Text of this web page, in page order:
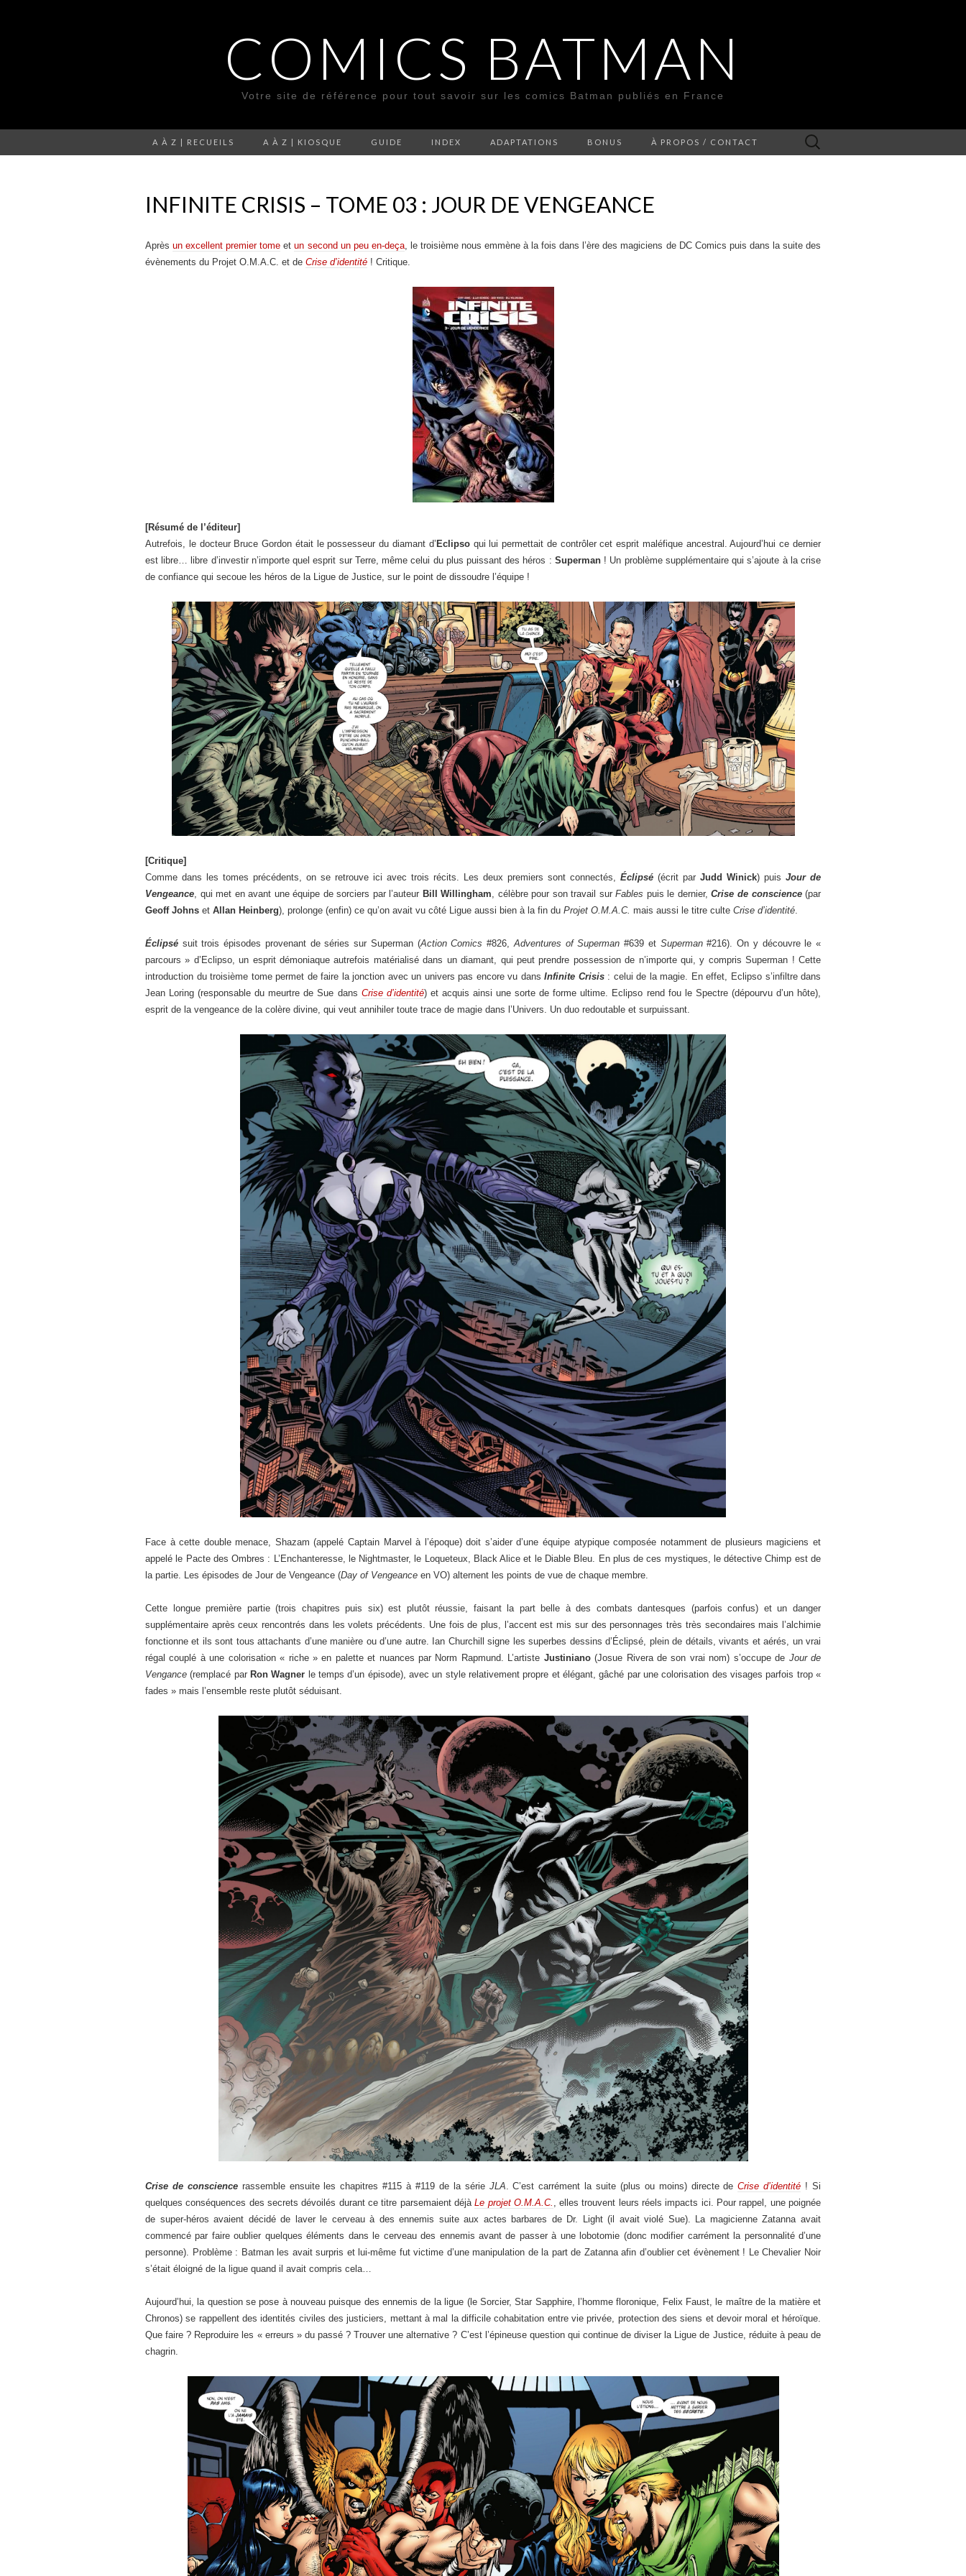
COMICS BATMAN
Votre site de référence pour tout savoir sur les comics Batman publiés en France
A À Z | RECUEILS A À Z | KIOSQUE GUIDE INDEX ADAPTATIONS BONUS À PROPOS / CONTACT Rechercher :
INFINITE CRISIS – TOME 03 : JOUR DE VENGEANCE
Aprèsun excellent premier tome etun second un peu en-deça, le troisième nous emmène à la fois dans l’ère des magiciens de DC Comics puis dans la suite des
évènements du Projet O.M.A.C. et de Crise d’identité ! Critique.
[Résumé de l’éditeur]
Autrefois, le docteur Bruce Gordon était le possesseur du diamant d’ Eclipsoqui lui permettait de contrôler cet esprit maléfique ancestral. Aujourd’hui ce dernier
est libre… libre d’investir n’importe quel esprit sur Terre, même celui du plus puissant des héros : Superman! Un problème supplémentaire qui s’ajoute à la crise
de confiance qui secoue les héros de la Ligue de Justice, sur le point de dissoudre l’équipe !
[Critique]
Comme dans les tomes précédents, on se retrouve ici avec trois récits. Les deux premiers sont connectés, Éclipsé (écrit par Judd Winick) puis Jour de
Vengeance, qui met en avant une équipe de sorciers par l’auteur Bill Willingham, célèbre pour son travail surFables puis le dernier,Crise de conscience(par
Geoff Johns et Allan Heinberg), prolonge (enfin) ce qu’on avait vu côté Ligue aussi bien à la fin du Projet O.M.A.C. mais aussi le titre culte Crise d’identité.
Éclipsé suit trois épisodes provenant de séries sur Superman (Action Comics #826,Adventures of Superman #639 et Superman#216). On y découvre le «
parcours » d’Eclipso, un esprit démoniaque autrefois matérialisé dans un diamant, qui peut prendre possession de n’importe qui, y compris Superman ! Cette
introduction du troisième tome permet de faire la jonction avec un univers pas encore vu dans Infinite Crisis : celui de la magie. En effet, Eclipso s’infiltre dans
Jean Loring (responsable du meurtre de Sue dans Crise d’identité) et acquis ainsi une sorte de forme ultime. Eclipso rend fou le Spectre (dépourvu d’un hôte),
esprit de la vengeance de la colère divine, qui veut annihiler toute trace de magie dans l’Univers. Un duo redoutable et surpuissant.
Face à cette double menace, Shazam (appelé Captain Marvel à l’époque) doit s’aider d’une équipe atypique composée notamment de plusieurs magiciens et
appelé le Pacte des Ombres : L’Enchanteresse, le Nightmaster, le Loqueteux, Black Alice et le Diable Bleu. En plus de ces mystiques, le détective Chimp est de
la partie. Les épisodes de Jour de Vengeance (Day of Vengeance en VO) alternent les points de vue de chaque membre.
Cette longue première partie (trois chapitres puis six) est plutôt réussie, faisant la part belle à des combats dantesques (parfois confus) et un danger
supplémentaire après ceux rencontrés dans les volets précédents. Une fois de plus, l’accent est mis sur des personnages très très secondaires mais l’alchimie
fonctionne et ils sont tous attachants d’une manière ou d’une autre. Ian Churchill signe les superbes dessins d’Éclipsé, plein de détails, vivants et aérés, un vrai
régal couplé à une colorisation « riche » en palette et nuances par Norm Rapmund. L’artiste Justiniano(Josue Rivera de son vrai nom) s’occupe de Jour de
Vengance (remplacé par Ron Wagner le temps d’un épisode), avec un style relativement propre et élégant, gâché par une colorisation des visages parfois trop «
fades » mais l’ensemble reste plutôt séduisant.
Crise de consciencerassemble ensuite les chapitres #115 à #119 de la série JLA. C’est carrément la suite (plus ou moins) directe deCrise d’identité ! Si
quelques conséquences des secrets dévoilés durant ce titre parsemaient déjàLe projet O.M.A.C. , elles trouvent leurs réels impacts ici. Pour rappel, une poignée
de super-héros avaient décidé de laver le cerveau à des ennemis suite aux actes barbares de Dr. Light (il avait violé Sue). La magicienne Zatanna avait
commencé par faire oublier quelques éléments dans le cerveau des ennemis avant de passer à une lobotomie (donc modifier carrément la personnalité d’une
personne). Problème : Batman les avait surpris et lui-même fut victime d’une manipulation de la part de Zatanna afin d’oublier cet évènement ! Le Chevalier Noir
s’était éloigné de la ligue quand il avait compris cela…
Aujourd’hui, la question se pose à nouveau puisque des ennemis de la ligue (le Sorcier, Star Sapphire, l’homme floronique, Felix Faust, le maître de la matière et
Chronos) se rappellent des identités civiles des justiciers, mettant à mal la difficile cohabitation entre vie privée, protection des siens et devoir moral et héroïque.
Que faire ? Reproduire les « erreurs » du passé ? Trouver une alternative ? C’est l’épineuse question qui continue de diviser la Ligue de Justice, réduite à peau de
chagrin.